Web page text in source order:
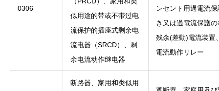
0306
似用途的带或不带过电
流保护的插座式剩余电
流电器（SRCD）、剩
余电流动作继电器
ンセント用過電流
き又は過電流保護
残余(差動)電流装置
電流動作リレー
断路器、家用和类似用